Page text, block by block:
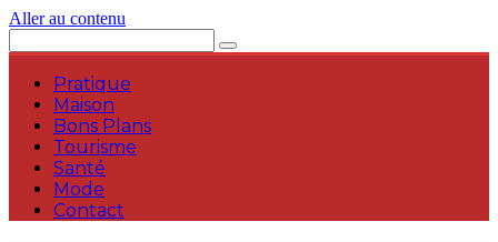
Aller au contenu
Pratique
Maison
Bons Plans
Tourisme
Santé
Mode
Contact